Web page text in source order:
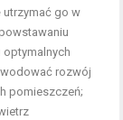
go w
rozwój
pomieszczeń;